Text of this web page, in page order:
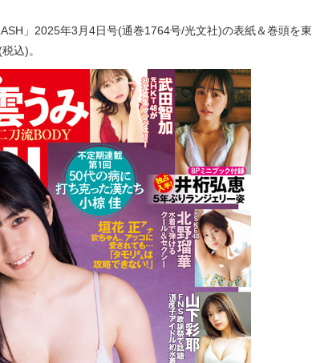
」2025年3月4日号(通巻1764号/光文社)の表紙＆巻頭を東
込)。